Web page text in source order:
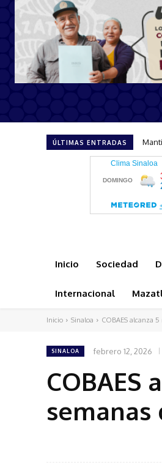
ÚLTIMAS ENTRADAS
Inicio Sociedad
Internacional
Inicio Sinaloa COBAES alcanza 5
SINALOA febrero 12, 2026
semanas